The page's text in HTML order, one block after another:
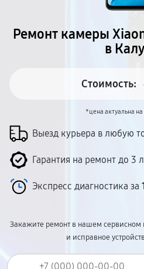
Ремонт камеры
в
Стоимость:
*цена актуальна
Выезд курьера в любую
Гарантия на ремонт до 3
Экспресс диагностика за
Закажите ремонт в нашем сервисном
и исправное